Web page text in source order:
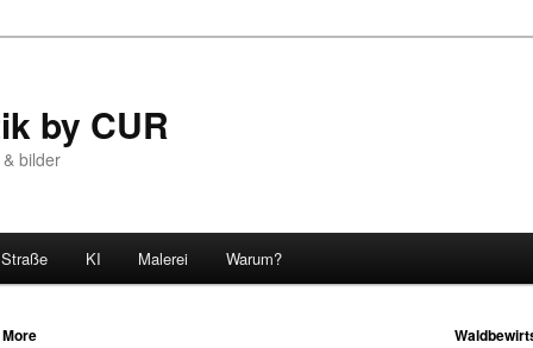
by CUR
bilder
Straße KI Malerei Warum?